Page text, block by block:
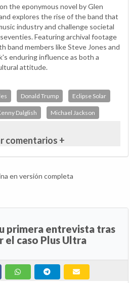
the eponymous novel by Glen
explores the rise of the band that
industry and challenge societal
Featuring archival footage
band members like Steve Jones and
enduring influence as both a
attitude.
Donald Trump Eclipse Solar
Dalglish Michael Jackson
comentarios +
en versión completa
primera entrevista tras
el caso Plus Ultra